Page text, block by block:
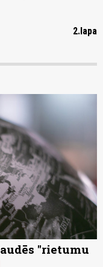
2.lapa
"rietumu